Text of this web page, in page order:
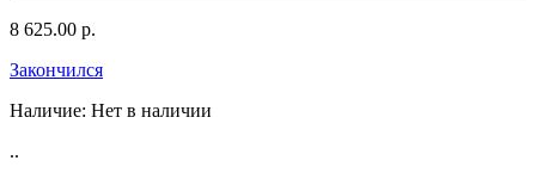
8 625.00 р.
Закончился
Наличие: Нет в наличии
..